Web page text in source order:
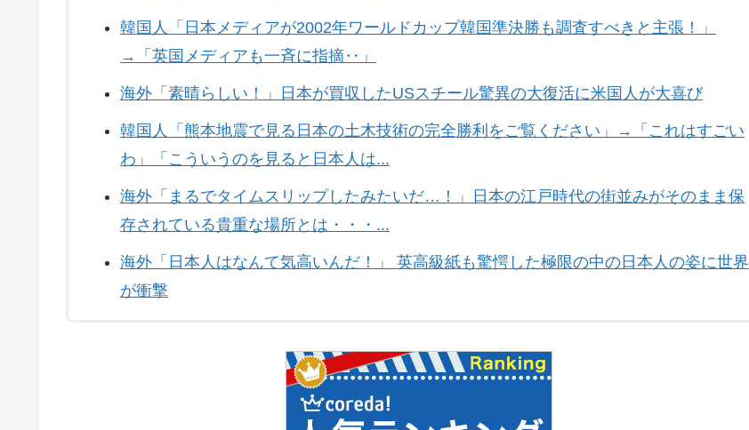
韓国人「日本メディアが2002年ワールドカップ韓国準決勝も調査すべきと主張！」
→「英国メディアも一斉に指摘‥」
海外「素晴らしい！」日本が買収したUSスチール驚異の大復活に米国人が大喜び
韓国人「熊本地震で見る日本の土木技術の完全勝利をご覧ください」→「これはすごい
わ」「こういうのを見ると日本人は...
海外「まるでタイムスリップしたみたいだ…！」日本の江戸時代の街並みがそのまま保
存されている貴重な場所とは・・・...
海外「日本人はなんて気高いんだ！」 英高級紙も驚愕した極限の中の日本人の姿に世界
が衝撃